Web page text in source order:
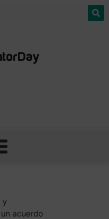
y
acuerdo